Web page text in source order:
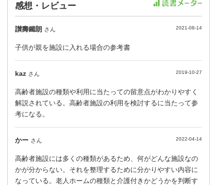
感想・レビュー
讃壽鐵朗 さん 2021-08-14
子供が親を施設に入れる場合の参考書
kaz さん 2019-10-27
高齢者施設の種類や利用に当たっての留意点がわかりやすく
解説されている。高齢者施設の利用を検討するに当たって参
考になる。
かー さん 2022-04-14
高齢者施設には多くの種類があるため、何がどんな施設なの
かが分からない。それを整理するために分かりやすい内容に
なっている。老人ホームの種類と介護付きかどうかを判断す